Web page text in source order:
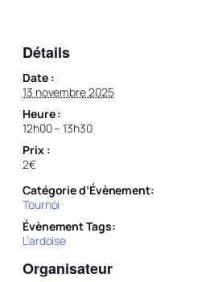
Détails
Date :
13 novembre 2025
Heure :
12h00 – 13h30
Prix :
2€
Catégorie d’Évènement:
Tournoi
Évènement Tags:
L’ardoise
Organisateur